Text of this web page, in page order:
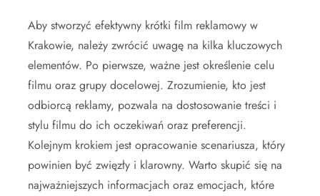
Aby stworzyć efektywny krótki film reklamowy w
Krakowie, należy zwrócić uwagę na kilka kluczowych
elementów. Po pierwsze, ważne jest określenie celu
filmu oraz grupy docelowej. Zrozumienie, kto jest
odbiorcą reklamy, pozwala na dostosowanie treści i
stylu filmu do ich oczekiwań oraz preferencji.
Kolejnym krokiem jest opracowanie scenariusza, który
powinien być zwięzły i klarowny. Warto skupić się na
najważniejszych informacjach oraz emocjach, które